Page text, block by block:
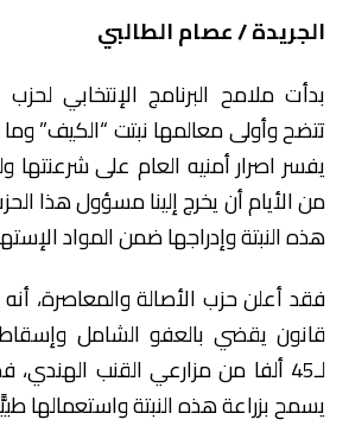
الجريدة / عصام الطالبي
بدأت ملامح البرنامج الإنتخابي
تتضح وأولى معالمها نبتت “الكيف”
يفسر اصرار أمنيه العام على
من الأيام أن يخرج إلينا مسؤول هذا
هذه النبتة وإدراجها ضمن المواد
فقد أعلن حزب الأصالة والمعاصرة،
قانون يقضي بالعفو الشامل وإسقاط
لـ45 ألفا من مزارعي القنب
يسمح بزراعة هذه النبتة واستعمالها